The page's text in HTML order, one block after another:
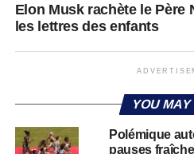
Elon Musk rachète le Père
les lettres des enfants
YOU
Polémique
pauses